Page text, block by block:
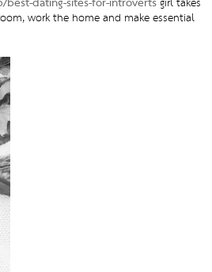
work the home and make essential